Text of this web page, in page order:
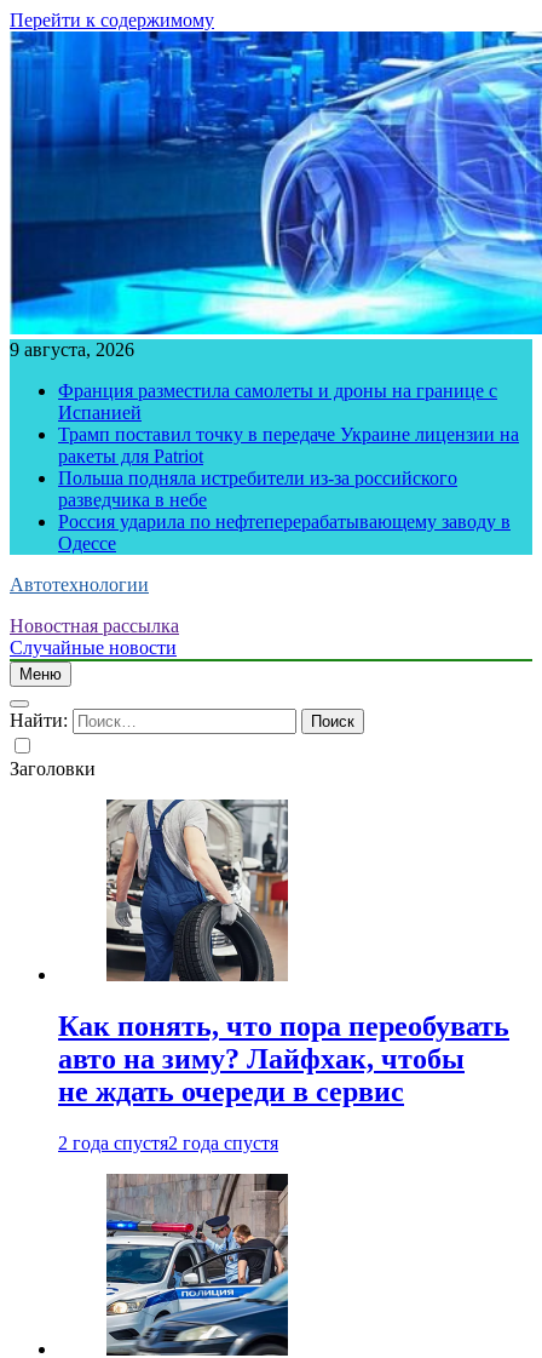
Перейти к содержимому
9 августа, 2026
Франция разместила самолеты и дроны на границе с
Испанией
Трамп поставил точку в передаче Украине лицензии на
ракеты для Patriot
Польша подняла истребители из-за российского
разведчика в небе
Россия ударила по нефтеперерабатывающему заводу в
Одессе
Автотехнологии
Новостная рассылка
Случайные новости
Меню
Найти:
Заголовки
Как понять, что пора переобувать
авто на зиму? Лайфхак, чтобы
не ждать очереди в сервис
2 года спустя2 года спустя